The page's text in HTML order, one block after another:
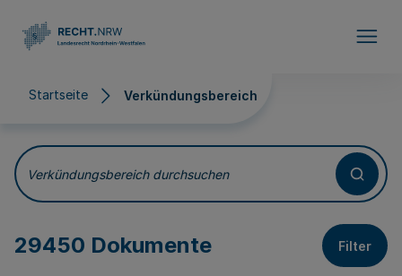
Startseite Verkündungsbereich
Verkündungsbereich
Verkündungsbereich durchsuchen
29450 Dokumente Filter